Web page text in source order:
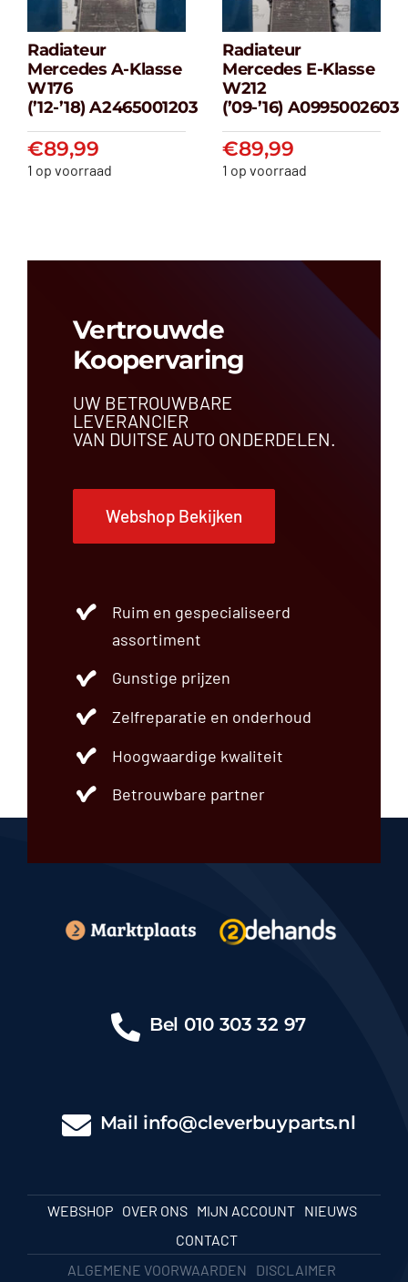
Radiateur
Mercedes A-
klasse W176
(’12-’18) A2465001203
€89,99
Radiateur
Mercedes A-Klasse
W176
(’12-’18) A2465001203
€89,99
1 op voorraad
Radiateur
Mercedes E-
klasse W212
(’09-’16)
€89,99
Radiateur
Mercedes E-Klasse
W212
(’09-’16) A0995002603
€89,99
1 op voorraad
Vertrouwde
Koopervaring
UW BETROUWBARE
LEVERANCIER
VAN DUITSE AUTO ONDERDELEN.
Webshop Bekijken
Ruim en gespecialiseerd
assortiment
Gunstige prijzen
Zelfreparatie en onderhoud
Hoogwaardige kwaliteit
Betrouwbare partner
Bel 010 303 32 97
Mail info@cleverbuyparts.nl
WEBSHOP OVER ONS MIJN ACCOUNT
NIEUWS
CONTACT
ALGEMENE VOORWAARDEN
DISCLAIMER